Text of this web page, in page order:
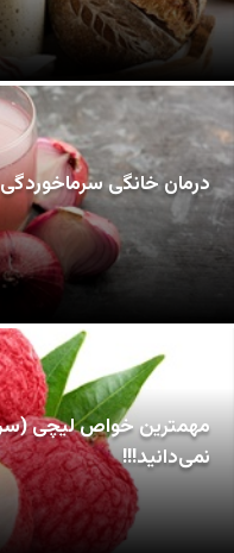
درمان خانگی سرماخوردگی و
مهمترین خواص لیچی
نمی‌دانید!!!